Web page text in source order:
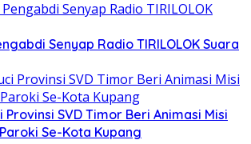
Senyap Radio TIRILOLOK Suara
Provinsi SVD Timor Beri Animasi Misi
Se-Kota Kupang